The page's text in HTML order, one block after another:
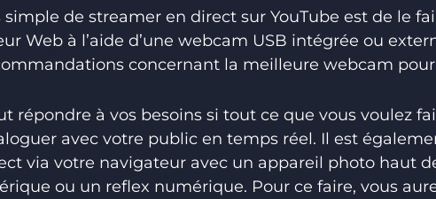
simple de streamer en direct sur YouTube est de le
Web à l’aide d’une webcam USB intégrée ou
concernant la meilleure webcam
répondre à vos besoins si tout ce que vous voulez
avec votre public en temps réel. Il est
via votre navigateur avec un appareil photo haut
ou un reflex numérique. Pour ce faire, vous